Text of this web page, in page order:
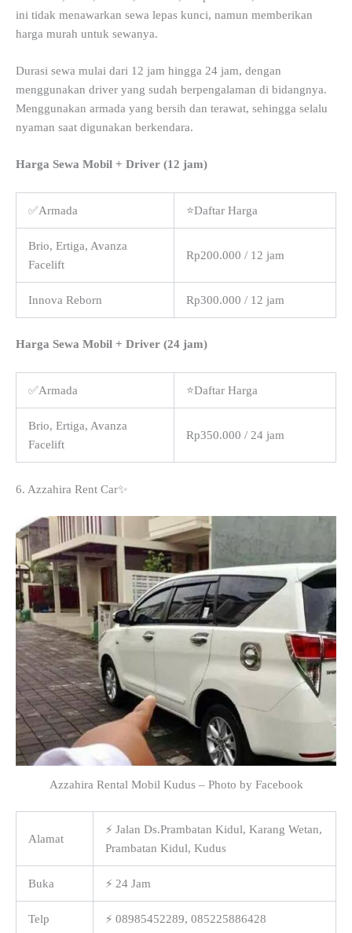
ini tidak menawarkan sewa lepas kunci, namun memberikan
harga murah untuk sewanya.
Durasi sewa mulai dari 12 jam hingga 24 jam, dengan
menggunakan driver yang sudah berpengalaman di bidangnya.
Menggunakan armada yang bersih dan terawat, sehingga selalu
nyaman saat digunakan berkendara.
Harga Sewa Mobil + Driver (12 jam)
✅Armada ⭐Daftar Harga
Brio, Ertiga, Avanza
Facelift
Rp200.000 / 12 jam
Innova Reborn Rp300.000 / 12 jam
Harga Sewa Mobil + Driver (24 jam)
✅Armada ⭐Daftar Harga
Brio, Ertiga, Avanza
Facelift
Rp350.000 / 24 jam
6. Azzahira Rent Car✨
Azzahira Rental Mobil Kudus – Photo by Facebook
Alamat
⚡ Jalan Ds.Prambatan Kidul, Karang Wetan,
Prambatan Kidul, Kudus
Buka ⚡ 24 Jam
Telp ⚡ 08985452289, 085225886428